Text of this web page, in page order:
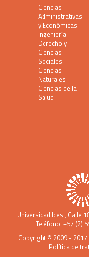
Ciencias
Administrativas
y Económicas
Ingeniería
Derecho y
Ciencias
Sociales
Ciencias
Naturales
Ciencias de la
Salud
Universidad Icesi, Calle
Teléfono: +57 (2)
Copyright © 2009 - 2017
Política de